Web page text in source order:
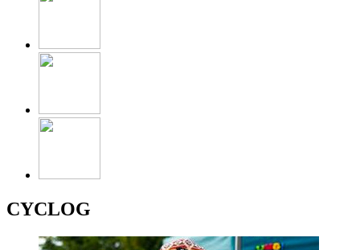
CYCLOG